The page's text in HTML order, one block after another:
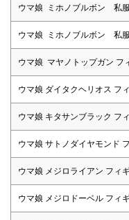
ウマ娘 ミホノブルボン 私
ウマ娘 ミホノブルボン 私
ウマ娘 マヤノトップガン フ
ウマ娘 ダイタクヘリオス フ
ウマ娘 キタサンブラック フ
ウマ娘 サトノダイヤモンド
ウマ娘 メジロライアン フィ
ウマ娘 メジロドーベル フィ